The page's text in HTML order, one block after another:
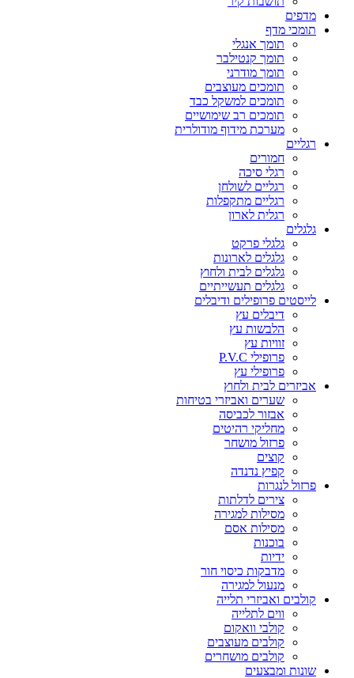
מדפים
תומכי מדף
תומך אנגלי
תומך קנטילבר
תומך מודרני
תומכים מעוצבים
תומכים למשקל כבד
תומכים רב שימושיים
מערכת מידוף מודולרית
רגליים
חמורים
רגלי סיכה
רגליים לשולחן
רגליים מתקפלות
רגלית לארון
גלגלים
גלגלי פרקט
גלגלים לארונות
גלגלים לבית ולחוץ
גלגלים תעשייתיים
לייסטים פרופילים ודיבלים
דיבלים עץ
הלבשות עץ
זוויות עץ
פרופילי P.V.C
פרופילי עץ
אביזרים לבית ולחוץ
שערים ואביזרי בטיחות
אבזור לכביסה
מחליקי רהיטים
פרזול מושחר
קוצים
קפיץ נדנדה
פרזול לנגרות
צירים לדלתות
מסילות למגירה
מסילות אסם
בוכנות
ידיות
מדבקות כיסוי חור
מנעול למגירה
קולבים ואביזרי תלייה
ווים לתלייה
קולבי וואקום
קולבים מעוצבים
קולבים מושחרים
שונות ומבצעים